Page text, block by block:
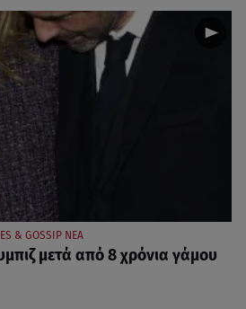
& GOSSIP ΝΕΑ
μετά από 8 χρόνια γάμου